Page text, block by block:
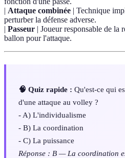
Attaque combinée | Technique
perturber la défense adverse.
Passeur | Joueur responsable de
ballon pour l'attaque.
🧠 Quiz rapide : Qu'est-ce qui
d'une attaque au volley ?
- A) L'individualisme
- B) La coordination
- C) La puissance
Réponse : B — La coordination